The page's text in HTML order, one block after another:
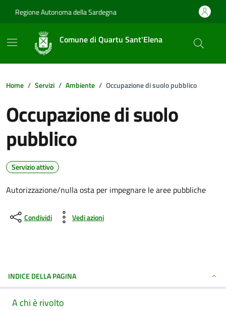
Regione Autonoma della Sardegna
Comune di Quartu Sant'Elena
Home Servizi Ambiente Occupazione di suolo pubblico
Occupazione di suolo
pubblico
Servizio attivo
Autorizzazione/nulla osta per impegnare le aree pubbliche
Condividi Vedi azioni
INDICE DELLA PAGINA
A chi è rivolto